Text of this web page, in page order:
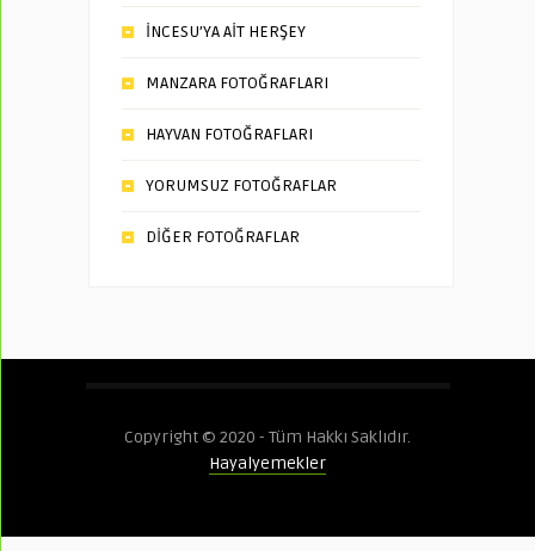
İNCESU’YA AİT HERŞEY
MANZARA FOTOĞRAFLARI
HAYVAN FOTOĞRAFLARI
YORUMSUZ FOTOĞRAFLAR
DİĞER FOTOĞRAFLAR
Copyright © 2020 - Tüm Hakkı Saklıdır.
Hayalyemekler